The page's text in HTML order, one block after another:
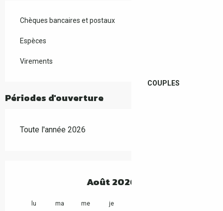
COUPLES
Chèques bancaires et postaux
Espèces
Virements
Périodes d'ouverture
Toute l'année 2026
Août 2026
lu ma me je